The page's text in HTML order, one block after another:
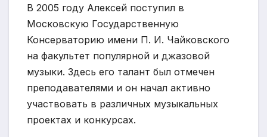
В 2005 году Алексей поступил в
Московскую Государственную
Консерваторию имени П. И. Чайковского
на факультет популярной и джазовой
музыки. Здесь его талант был отмечен
преподавателями и он начал активно
участвовать в различных музыкальных
проектах и конкурсах.